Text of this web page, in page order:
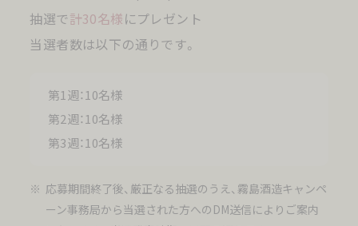
抽選で計30名様にプレゼント
当選者数は以下の通りです。
第1週：10名様
第2週：10名様
第3週：10名様
応募期間終了後、厳正なる抽選のうえ、霧島酒造キャンペ
ーン事務局から当選された方へのDM送信によりご案内